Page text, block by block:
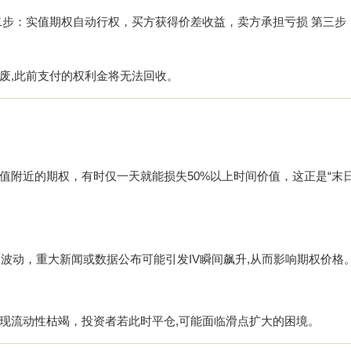
：实值期权自动行权，买方获得价差收益，卖方承担亏损 第三步
,此前支付的权利金将无法回收。
近的期权，有时仅一天就能损失50%以上时间价值，这正是“末
动，重大新闻或数据公布可能引发IV瞬间飙升,从而影响期权价格
动性枯竭，投资者若此时平仓,可能面临滑点扩大的困境。